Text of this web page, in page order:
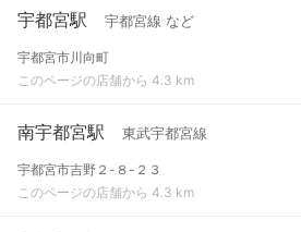
宇都宮駅 宇都宮線 など
宇都宮市川向町
このページの店舗から 4.3 km
南宇都宮駅 東武宇都宮線
宇都宮市吉野２-８-２３
このページの店舗から 4.3 km